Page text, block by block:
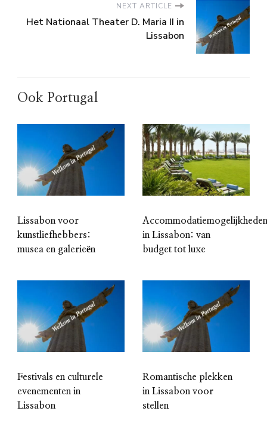
NEXT ARTICLE
Het Nationaal Theater D. Maria II in
Lissabon
Ook Portugal
Lissabon voor
kunstliefhebbers:
musea en galerieën
Accommodatiemogelijkheden
in Lissabon: van
budget tot luxe
Festivals en culturele
evenementen in
Lissabon
Romantische plekken
in Lissabon voor
stellen